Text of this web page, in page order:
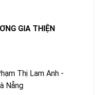
GIA THIỆN
Thị Lam Anh -
Nẵng